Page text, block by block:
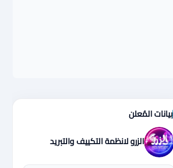
بيانات المُعلن
الزرو لانظمة التكييف والتبريد